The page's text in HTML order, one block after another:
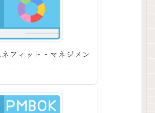
フィット・マネジメン